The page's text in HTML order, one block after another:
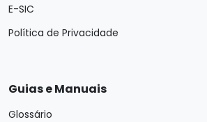
E-SIC
Política de Privacidade
Guias e Manuais
Glossário